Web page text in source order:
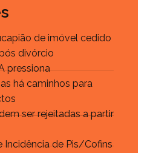
de imóvel cedido
divórcio
pressiona
há caminhos para
ser rejeitadas a partir
Incidência de Pis/Cofins